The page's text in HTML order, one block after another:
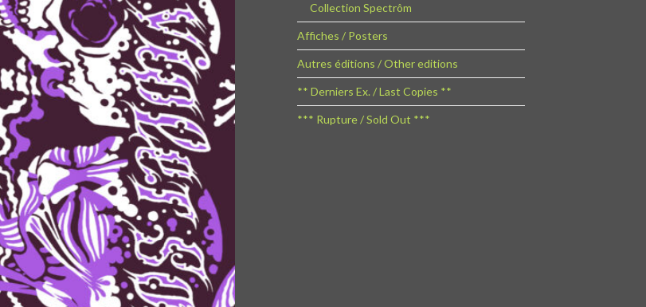
Collection Spectrôm
Affiches / Posters
Autres éditions / Other editions
** Derniers Ex. / Last Copies **
*** Rupture / Sold Out ***